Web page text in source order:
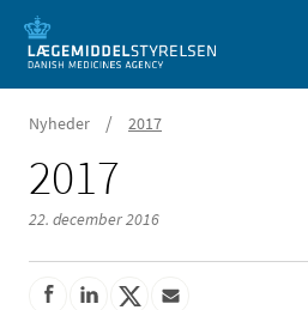
Nyheder / 2017
2017
22. december 2016